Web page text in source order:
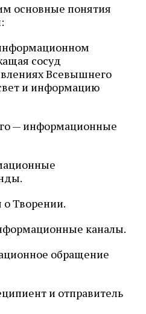
основные понятия
сосуд
Всевышнего
и информацию
— информационные
Творении.
каналы.
обращение
и отправитель